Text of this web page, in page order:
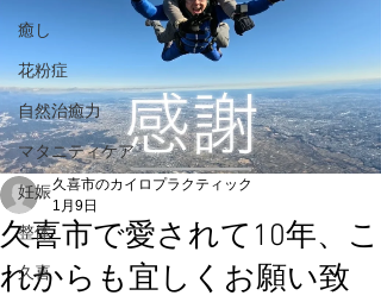
癒し
花粉症
自然治癒力
マタニティケア
妊娠
整体
久喜
久喜市で愛されて10年、こ
れからも宜しくお願い致
久喜市のカイロプラクティック
1月9日